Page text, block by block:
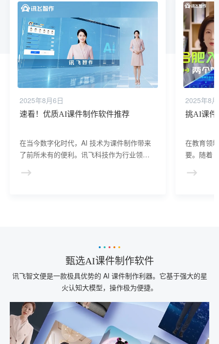
2025年8月6日
速看！优质AI课件制作软件推荐
在当今数字化时代，AI 技术为课件制作带来
了前所未有的便利。讯飞科技作为行业领军
系列好用的 AI 课件制作软件。
2025年8
挑AI课件
在教育领
要。随着
极大便利。
甄选AI课件制作软件
讯飞智文便是一款极具优势的 AI 课件制作利器。它基于强大的星
火认知大模型，操作极为便捷。